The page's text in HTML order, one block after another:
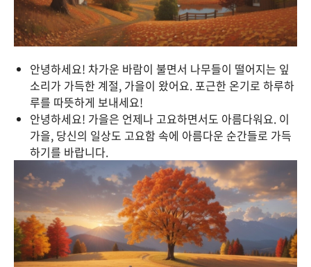
안녕하세요! 차가운 바람이 불면서 나무들이 떨어지는 잎
소리가 가득한 계절, 가을이 왔어요. 포근한 온기로 하루하
루를 따뜻하게 보내세요!
안녕하세요! 가을은 언제나 고요하면서도 아름다워요. 이
가을, 당신의 일상도 고요함 속에 아름다운 순간들로 가득
하기를 바랍니다.